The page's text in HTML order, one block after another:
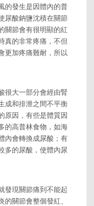
的發生是因體內的普
尿酸鈉鹽沈積在關節
關節會有很明顯的紅
真的非常疼痛，不但
更加疼痛難耐，所以
很大一部分會經由腎
成和排泄之間不平衡
原因，有些是體質因
的高普林食物，如海
內會轉換成尿酸；有
多的尿酸，使體內尿
發現關節痛到不能起
關節會整個發紅、